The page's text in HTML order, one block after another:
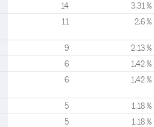
14 3,31 %
11 2,6 %
9 2,13 %
6 1,42 %
6 1,42 %
5 1,18 %
5 1,18 %